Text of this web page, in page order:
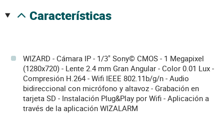
características
WIZARD - Cámara IP - 1/3" Sony© CMOS - 1 Megapixel
(1280x720) - Lente 2.4 mm Gran Angular - Color 0.01 Lux -
Compresión H.264 - Wifi IEEE 802.11b/g/n - Audio
bidireccional con micrófono y altavoz - Grabación en
tarjeta SD - Instalación Plug&Play por Wifi - Aplicación a
través de la aplicación WIZALARM